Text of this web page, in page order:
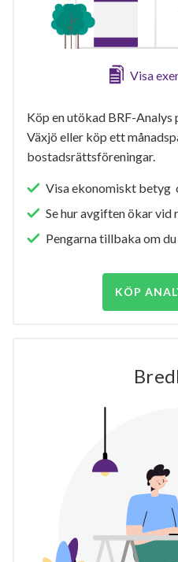
Visa
Köp en utökad BRF-Analys
Växjö eller köp ett
bostadsrättsföreningar.
Visa ekonomiskt betyg
Se hur avgiften ökar vid
Pengarna tillbaka om
KÖP